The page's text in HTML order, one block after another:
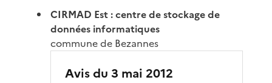
CIRMAD Est : centre de stockage de
données informatiques
commune de Bezannes
Avis du 3 mai 2012